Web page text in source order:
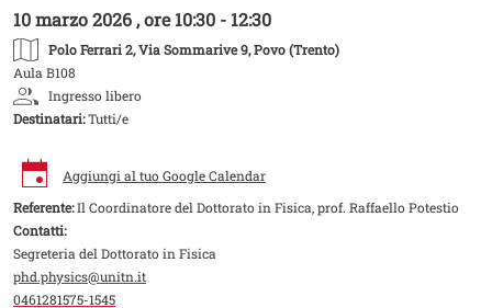
10 marzo 2026 , ore 10:30 - 12:30
Polo Ferrari 2, Via Sommarive 9, Povo (Trento)
Aula B108
Ingresso libero
Destinatari:Tutti/e
Aggiungi al tuo Google Calendar
Referente:Il Coordinatore del Dottorato in Fisica, prof. Raffaello Potestio
Contatti:
Segreteria del Dottorato in Fisica
phd.physics@unitn.it
0461281575-1545